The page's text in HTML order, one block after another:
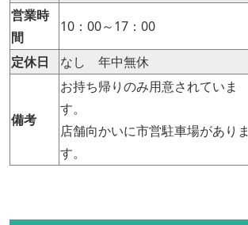
営業時
間
10：00～17：00
定休日 なし 年中無休
備考
お持ち帰りのみ用意されていま
す。
店舗向かいに市営駐車場がありま
す。